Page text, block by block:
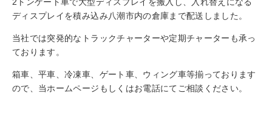
2トンゲート車で大型ディスプレイを搬入し、入れ替えになる
ディスプレイを積み込み八潮市内の倉庫まで配送しました。
当社では突発的なトラックチャーターや定期チャーターも承っ
ております。
箱車、平車、冷凍車、ゲート車、ウィング車等揃っております
ので、当ホームページもしくはお電話にてご相談ください。